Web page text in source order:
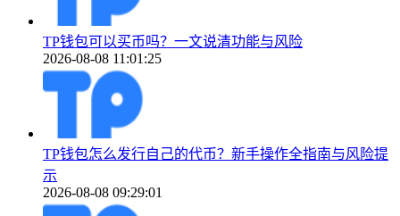
TP钱包可以买币吗？一文说清功能与风险
2026-08-08 11:01:25
TP钱包怎么发行自己的代币？新手操作全指南与风险提
示
2026-08-08 09:29:01